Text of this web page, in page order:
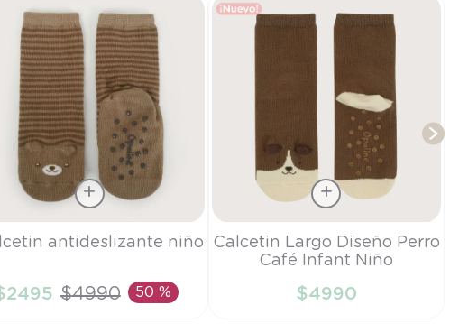
AÑADIR AL CARRITO
antideslizante niño
2495 $4990 50 %
Talla
6-9M
AÑADIR AL CARRITO
Calcetin Largo Diseño Perro
Café Infant Niño
$4990